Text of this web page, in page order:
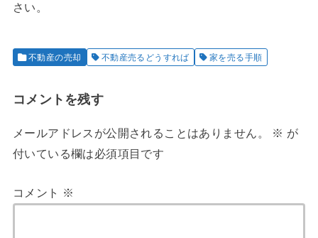
さい。
不動産の売却 不動産売るどうすれば 家を売る手順
コメントを残す
メールアドレスが公開されることはありません。 ※ が
付いている欄は必須項目です
コメント ※